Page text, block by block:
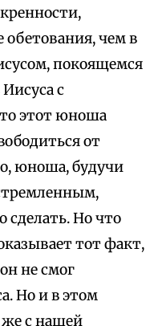
обетования, чем в
покоящемся
с
этот юноша
от
юноша, будучи
сделать. Но что
тот факт,
не смог
Но и в этом
с нашей